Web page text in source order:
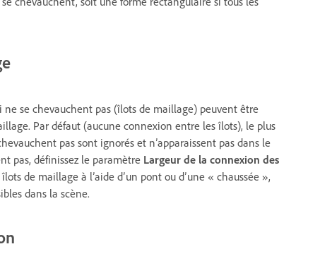
ne se chevauchent pas (îlots de maillage) peuvent être
Par défaut (aucune connexion entre les îlots), le plus
pas sont ignorés et n’apparaissent pas dans le
pas, définissez le paramètre Largeur de la connexion des
de maillage à l’aide d’un pont ou d’une « chaussée »,
dans la scène.